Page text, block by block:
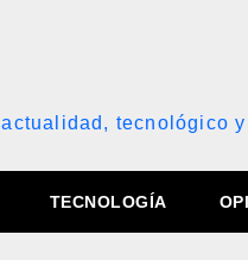
tecnológico
TECNOLOGÍA